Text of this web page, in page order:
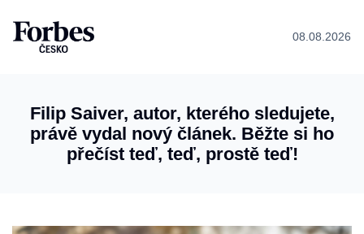
08.08.2026
Filip Saiver, autor, kterého sledujete,
právě vydal nový článek. Běžte si ho
přečíst teď, teď, prostě teď!